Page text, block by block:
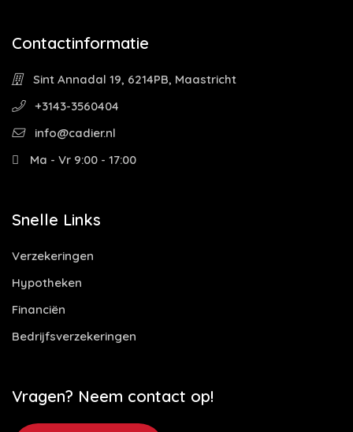
Contactinformatie
Sint Annadal 19, 6214PB, Maastricht
+3143-3560404
info@cadier.nl
Ma - Vr 9:00 - 17:00
Snelle Links
Verzekeringen
Hypotheken
Financiën
Bedrijfsverzekeringen
Vragen? Neem contact op!